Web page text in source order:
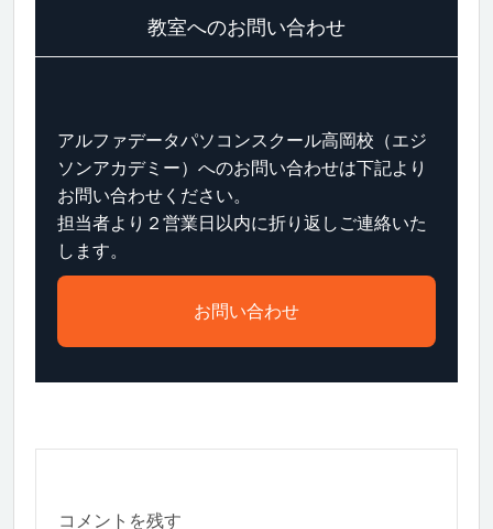
教室へのお問い合わせ
アルファデータパソコンスクール高岡校（エジ
ソンアカデミー）へのお問い合わせは下記より
お問い合わせください。
担当者より２営業日以内に折り返しご連絡いた
します。
お問い合わせ
コメントを残す